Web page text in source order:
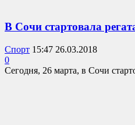
В Сочи стартовала
Спорт 15:47 26.03.2018
0
Сегодня, 26 марта, в Сочи